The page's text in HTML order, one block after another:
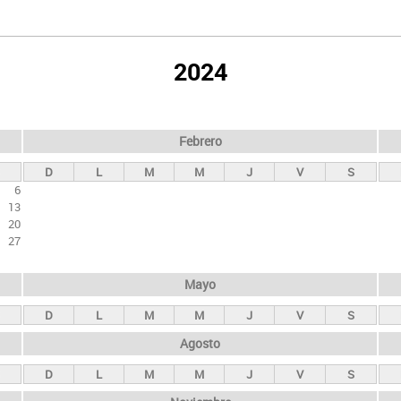
2024
6
13
20
27
Febrero
D L M M J V S
Mayo
D L M M J V S
Agosto
D L M M J V S